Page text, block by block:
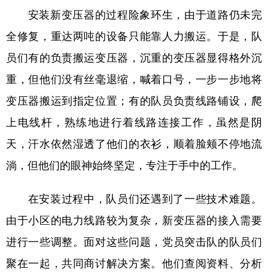
安装新变压器的过程险象环生，由于道路仍未完
全修复，重达两吨的设备只能靠人力搬运。于是，队
员们有的负责搬运变压器，沉重的变压器显得格外沉
重，但他们没有丝毫退缩，喊着口号，一步一步地将
变压器搬运到指定位置；有的队员负责线路铺设，爬
上电线杆，熟练地进行着线路连接工作，虽然是阴
天，汗水依然湿透了他们的衣衫，顺着脸颊不停地流
淌，但他们的眼神始终坚定，专注于手中的工作。
在安装过程中，队员们还遇到了一些技术难题。
由于小区的电力线路较为复杂，新变压器的接入需要
进行一些调整。面对这些问题，党员突击队的队员们
聚在一起，共同商讨解决方案。他们查阅资料、分析